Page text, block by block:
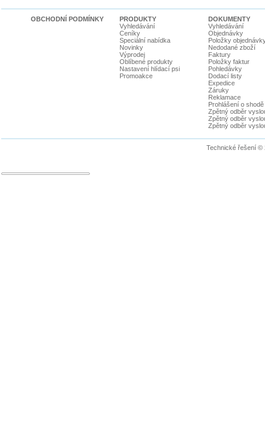
OBCHODNÍ PODMÍNKY
PRODUKTY
Vyhledávání
Ceníky
Speciální nabídka
Novinky
Výprodej
Oblíbené produkty
Nastavení hlídací psi
Promoakce
DOKUMENTY
Vyhledávání
Objednávky
Položky
Nedodané zboží
Faktury
Položky faktur
Pohledávky
Dodací listy
Expedice
Záruky
Reklamace
Prohlášení o shodě
Zpětný odběr
Zpětný odběr
Zpětný odběr
Technické řešení ©